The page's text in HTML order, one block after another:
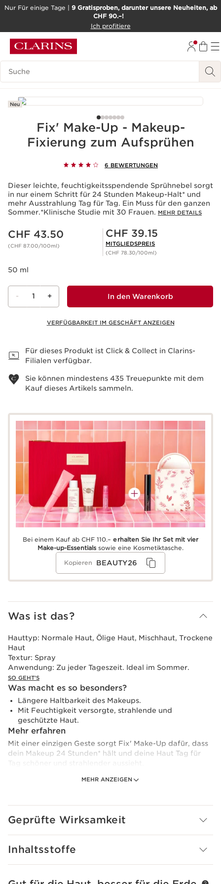
BARRIEREFREIHEITSWERKZEUG
Nur Für einige Tage | 9 Gratisproben, darunter unsere Neuheiten, ab
CHF 90.–!
Ich profitiere
Legende suchen
Neu
Fix' Make-Up - Makeup-
Fixierung zum Aufsprühen
6 BEWERTUNGEN
Dieser leichte, feuchtigkeitsspendende Sprühnebel sorgt
in nur einem Schritt für 24 Stunden Makeup-Halt* und
mehr Ausstrahlung Tag für Tag. Ein Muss für den ganzen
Sommer.*Klinische Studie mit 30 Frauen. MEHR DETAILS
Aktueller Preis CHF 43.50
CHF 43.50
(CHF 87.00/100ml)
Mitgliederpreis CHF 39.15
CHF 39.15
MITGLIEDSPREIS
(CHF 78.30/100ml)
50 ml
- 1 + In den Warenkorb
VERFÜGBARKEIT IM GESCHÄFT ANZEIGEN
Für dieses Produkt ist Click & Collect in Clarins-
Filialen verfügbar.
Sie können mindestens 435 Treuepunkte mit dem
Kauf dieses Artikels sammeln.
Bei einem Kauf ab CHF 110.–erhalten Sie Ihr Set mit vier
Make-up-Essentials sowie eine Kosmetiktasche.
Kopieren BEAUTY26
Was ist das?
MEHR ANZEIGEN
Hauttyp: Normale Haut, Ölige Haut, Mischhaut, Trockene
Haut
Textur: Spray
Anwendung: Zu jeder Tageszeit. Ideal im Sommer.
SO GEHT'S
Was macht es so besonders?
Längere Haltbarkeit des Makeups.
Mit Feuchtigkeit versorgte, strahlende und
geschützte Haut.
Mehr erfahren
Mit einer einzigen Geste sorgt Fix' Make-Up dafür, dass
dein Makeup 24 Stunden* hält und deine Haut Tag für
Tag schöner und strahlender aussieht.
Der wohltuende Sprühnebel fixiert das Makeup,
beruhigenden Duft, der die Entspannung fördert.
goldenen Flakon designt. Der Star des Beauty Case !
die Ausstrahlung der ungeschminten Haut Tag für Tag.
Geprüfte Wirksamkeit
Inhaltsstoffe
WEITER ZUM INHALT